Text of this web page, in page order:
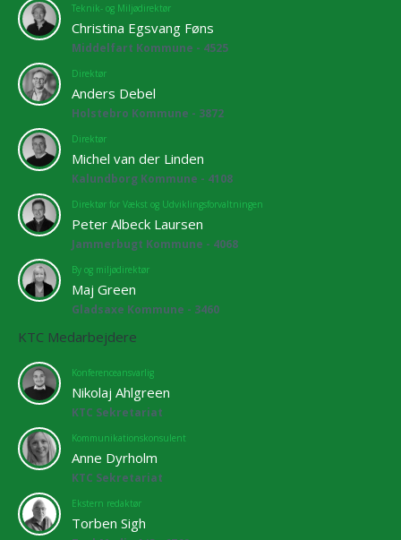
Teknik- og Miljødirektør
Christina Egsvang Føns
Middelfart Kommune - 4525
Direktør
Anders Debel
Holstebro Kommune - 3872
Direktør
Michel van der Linden
Kalundborg Kommune - 4108
Direktør for Vækst og Udviklingsforvaltningen
Peter Albeck Laursen
Jammerbugt Kommune - 4068
By og miljødirektør
Maj Green
Gladsaxe Kommune - 3460
KTC Medarbejdere
Konferenceansvarlig
Nikolaj Ahlgreen
KTC Sekretariat
Kommunikationskonsulent
Anne Dyrholm
KTC Sekretariat
Ekstern redaktør
Torben Sigh